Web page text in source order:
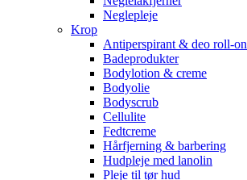
Neglepleje
Krop
Antiperspirant & deo roll-on
Badeprodukter
Bodylotion & creme
Bodyolie
Bodyscrub
Cellulite
Fedtcreme
Hårfjerning & barbering
Hudpleje med lanolin
Pleje til tør hud